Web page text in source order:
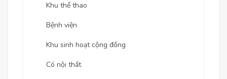
Khu thể thao
Bệnh viện
Khu sinh hoạt cộng đồng
Có nội thất